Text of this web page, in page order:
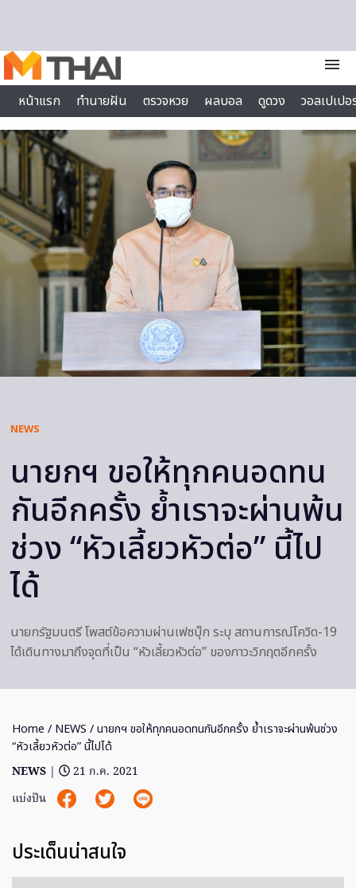
menu
หน้าแรก
ทำนายฝัน ตรวจหวย ผลบอล ดูดวง
วอลเปเป
ไลฟ์สไตล์
NEWS
นายกฯ ขอให้ทุกคนอดทน
กันอีกครั้ง ย้ำเราจะผ่านพ้น
ช่วง “หัวเลี้ยวหัวต่อ” นี้ไป
ได้
นายกรัฐมนตรี​ โพสต์ข้อความผ่านเฟซบุ๊ก ระบุ สถานการณ์โควิด-19
ได้เดินทางมาถึงจุดที่เป็น “หัวเลี้ยวหัวต่อ” ของภาวะวิกฤตอีกครั้ง
Home / NEWS / นายกฯ ขอให้ทุกคนอดทนกันอีกครั้ง ย้ำเราจะผ่านพ้นช่วง
“หัวเลี้ยวหัวต่อ” นี้ไปได้
NEWS |
21 ก.ค. 2021
แบ่งปัน
ประเด็นน่าสนใจ